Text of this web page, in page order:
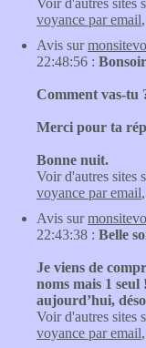
Voir d'autres sites
voyance par email,
Avis sur
22:48:56 :
Comment vas-tu
Merci pour ta
Bonne nuit.
Voir d'autres sites
voyance par email,
Avis sur
22:43:38 : Belle
Je viens de
noms mais 1
aujourd’hui,
Voir d'autres sites
voyance par email,